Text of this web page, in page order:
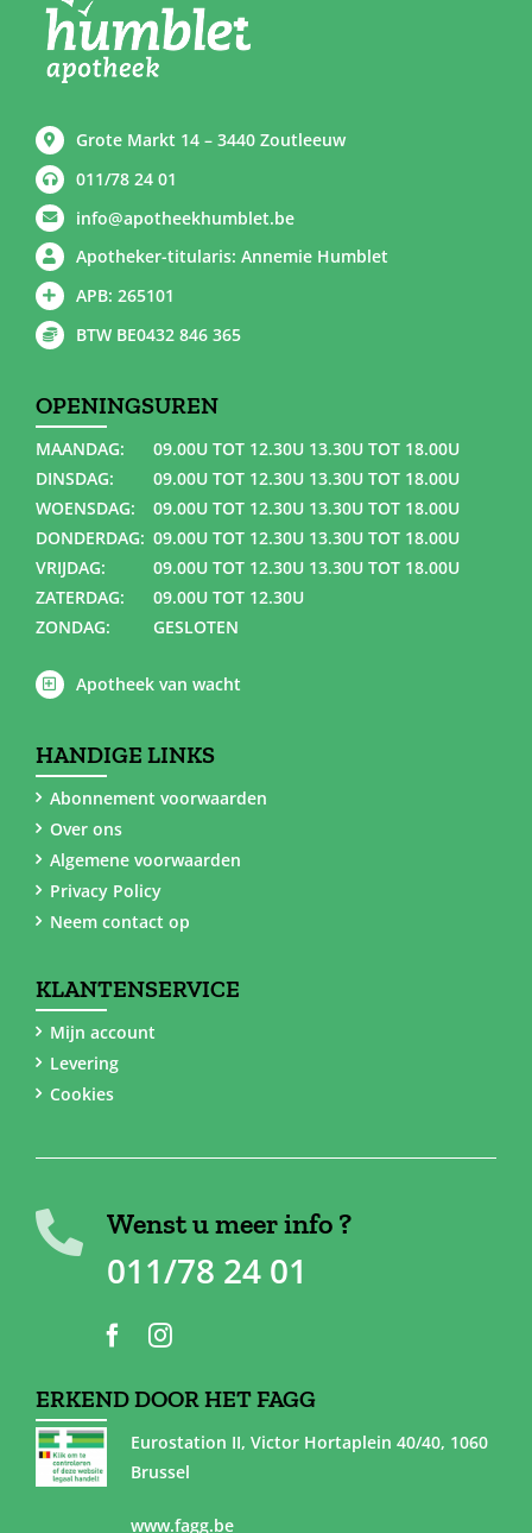
Grote Markt 14 – 3440 Zoutleeuw
011/78 24 01
info@apotheekhumblet.be
Apotheker-titularis: Annemie Humblet
APB: 265101
BTW BE0432 846 365
OPENINGSUREN
MAANDAG:
09.00U TOT 12.30U 13.30U TOT 18.00U
DINSDAG:
09.00U TOT 12.30U 13.30U TOT 18.00U
WOENSDAG:
09.00U TOT 12.30U 13.30U TOT 18.00U
DONDERDAG: 09.00U TOT 12.30U 13.30U TOT 18.00U
VRIJDAG:
09.00U TOT 12.30U 13.30U TOT 18.00U
ZATERDAG:
09.00U TOT 12.30U
ZONDAG:
GESLOTEN
Apotheek van wacht
HANDIGE LINKS
Abonnement voorwaarden
Over ons
Algemene voorwaarden
Privacy Policy
Neem contact op
KLANTENSERVICE
Mijn account
Levering
Cookies
Wenst u meer info ?
011/78 24 01
ERKEND DOOR HET FAGG
Eurostation II, Victor Hortaplein 40/40, 1060
Brussel
www.fagg.be